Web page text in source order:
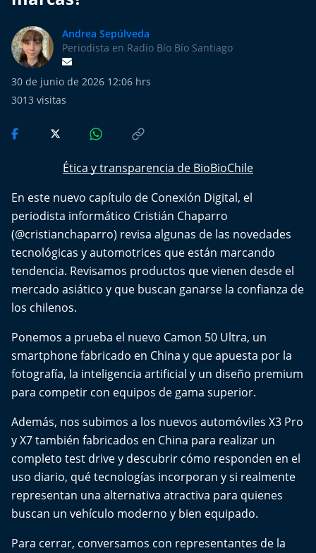
Más de Ti Podcast
Realizadores
Retropop
Tu Mereces Ser Feliz
Efemérides
Cultura y Espectáculos
Deportes
Conexión Digital
La Ruta del Pulsar
Psicología Abierta
Impacto Tecnológico
Andrea Sepúlveda
Periodista en Radio Bío Bío Santiago
30 de junio de 2026 12:06 hrs
3013 visitas
Ética y transparencia de BioBioChile
En este nuevo capítulo de Conexión Digital, el
periodista informático Cristián Chaparro
(@cristianchaparro) revisa algunas de las novedades
tecnológicas y automotrices que están marcando
tendencia. Revisamos productos que vienen desde el
mercado asiático y que buscan ganarse la confianza de
los chilenos.
Ponemos a prueba el nuevo Camon 50 Ultra, un
smartphone fabricado en China y que apuesta por la
fotografía, la inteligencia artificial y un diseño premium
para competir con equipos de gama superior.
Además, nos subimos a los nuevos automóviles X3 Pro
y X7 también fabricados en China para realizar un
completo test drive y descubrir cómo responden en el
uso diario, qué tecnologías incorporan y si realmente
representan una alternativa atractiva para quienes
buscan un vehículo moderno y bien equipado.
Para cerrar, conversamos con representantes de la